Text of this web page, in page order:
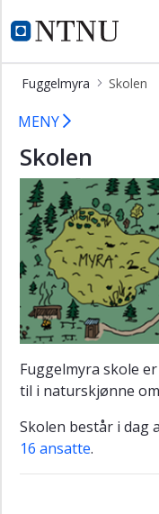
NTNU Hjemmeside
Fuggelmyra
Fuggelmyra Skolen
Skolen –
×
Fuggelmyra
Barnehagen
Skolen
Elevene
Ansatte
Studentene
Case
samleside
MENY
Skolen
Fuggelmyra skole
til i naturskjønne
Skolen består i dag
16 ansatte.